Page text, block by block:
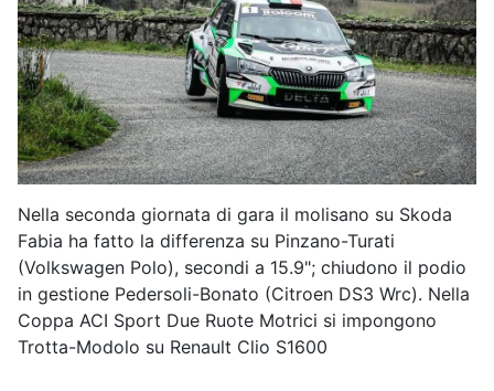
Nella seconda giornata di gara il molisano su Skoda
Fabia ha fatto la differenza su Pinzano-Turati
(Volkswagen Polo), secondi a 15.9"; chiudono il podio
in gestione Pedersoli-Bonato (Citroen DS3 Wrc). Nella
Coppa ACI Sport Due Ruote Motrici si impongono
Trotta-Modolo su Renault Clio S1600